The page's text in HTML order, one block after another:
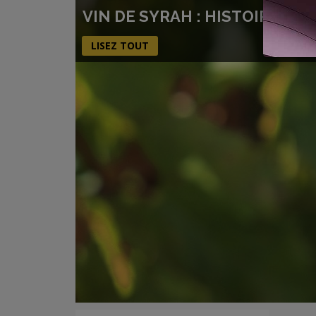
VIN DE SYRAH : HISTOIRE,
LISEZ TOUT